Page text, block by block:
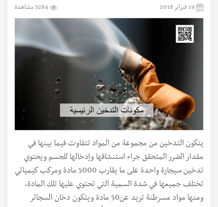
19 فبراير 2018 5284 مشاهدة
يتكون التدخين من مجموعة من المواد تتفاوت فيما بينها في
مقدار الضرر المتحقق جراء استنشاقها وإدخالها للجسم ويحتوي
تدخين سيجارة واحدة على ما يقارب 5000 مادة ومركب كيميائي
تختلف جميعها في شدة السمية التي تحتوي عليها تلك المادة،
ومنها مواد مسرطنة تزيد عن50 مادة ويتكون دخان السجائر